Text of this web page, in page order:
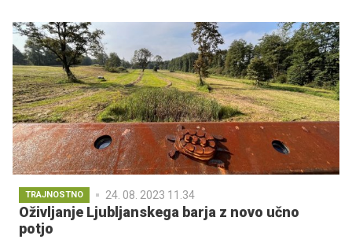
TRAJNOSTNO 24. 08. 2023 11.34
Oživljanje Ljubljanskega barja z novo učno
potjo